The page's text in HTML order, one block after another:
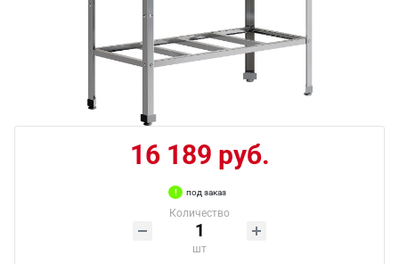
16 189 руб.
под заказ
Количество
шт